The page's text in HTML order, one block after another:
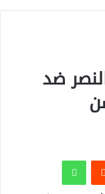
ضد
واتساب